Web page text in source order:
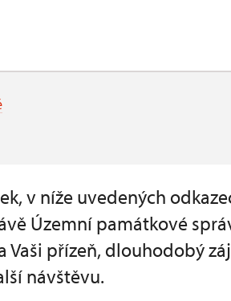
v níže uvedených
Územní památkové
Vaši přízeň, dlouhodobý
návštěvu.